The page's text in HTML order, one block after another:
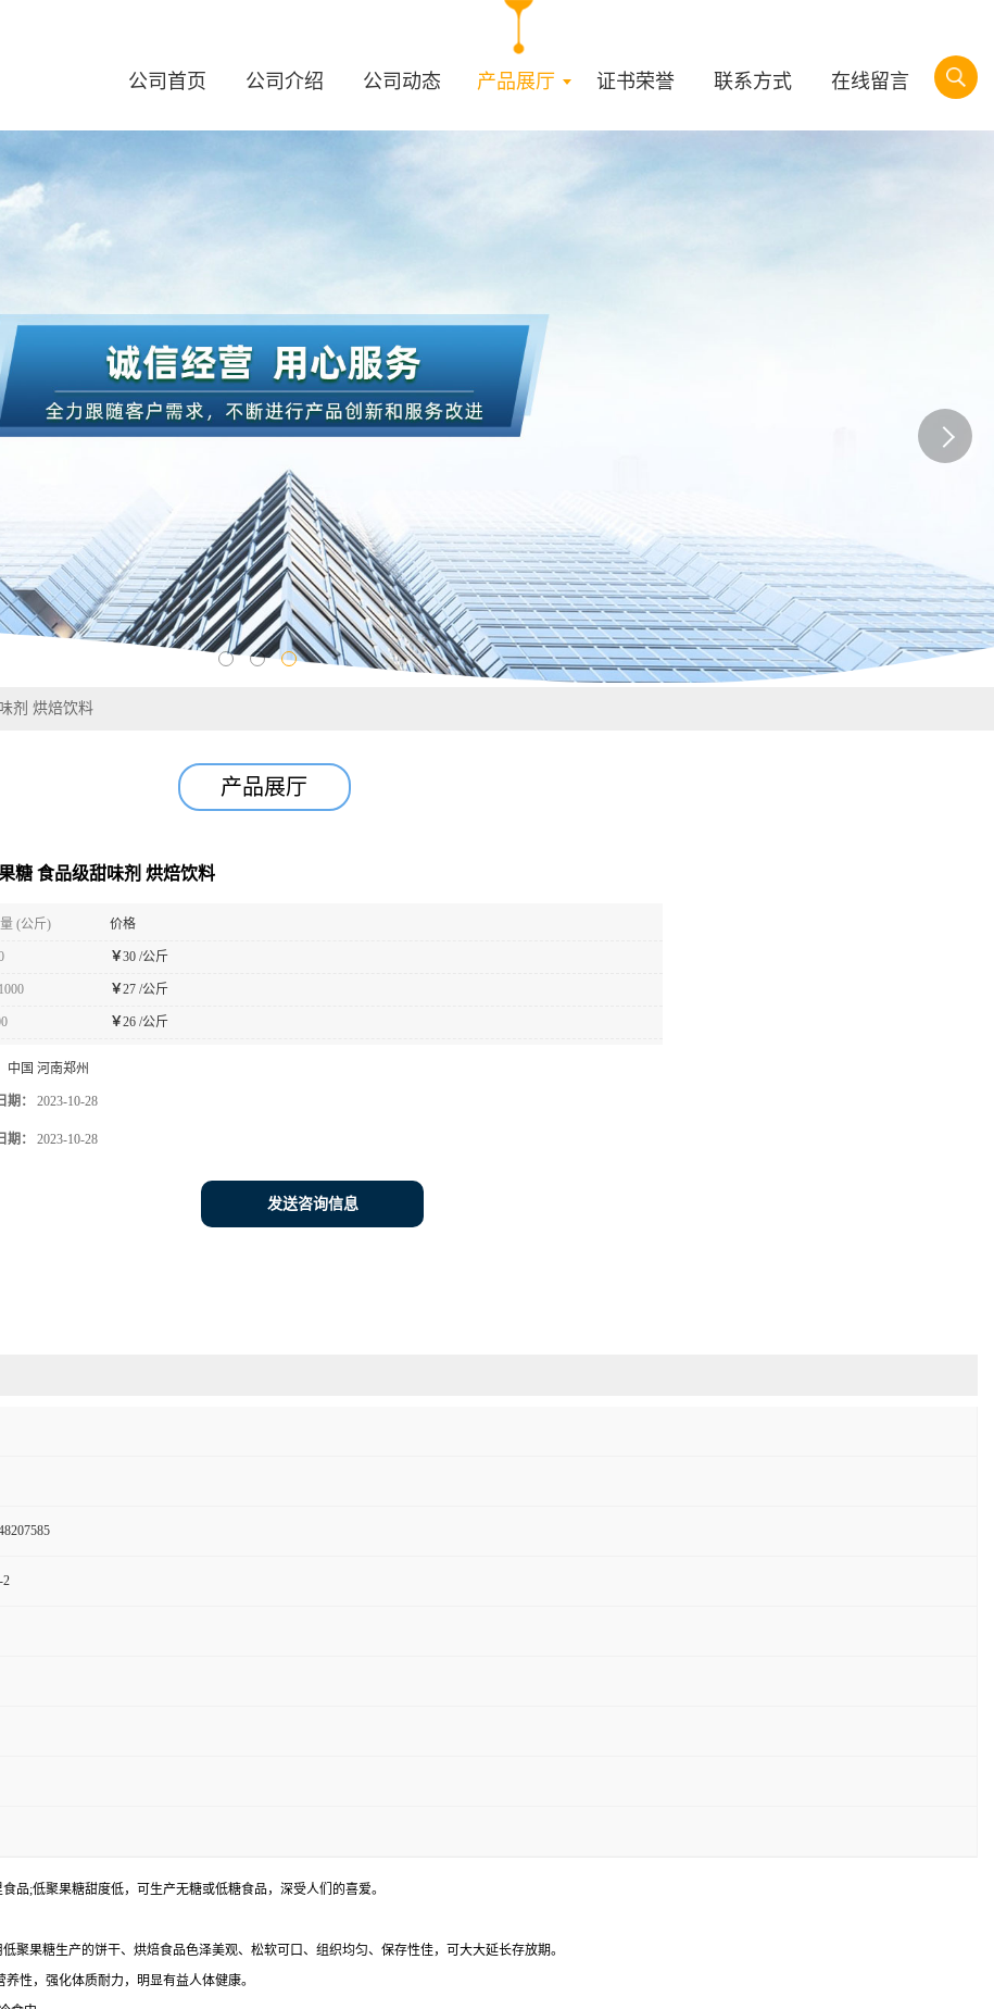
公司首页 公司介绍 公司动态 产品展厅 证书荣誉 联系方式 在线留言
剂 烘焙饮料
产品展厅
糖 食品级甜味剂 烘焙饮料
(公斤) 价格
￥30 /公斤
￥27 /公斤
￥26 /公斤
中国 河南郑州
期： 2023-10-28
期： 2023-10-28
发送咨询信息
2
品;低聚果糖甜度低，可生产无糖或低糖食品，深受人们的喜爱。
果糖生产的饼干、烘焙食品色泽美观、松软可口、组织均匀、保存性佳，可大大延长存放期。
性，强化体质耐力，明显有益人体健康。